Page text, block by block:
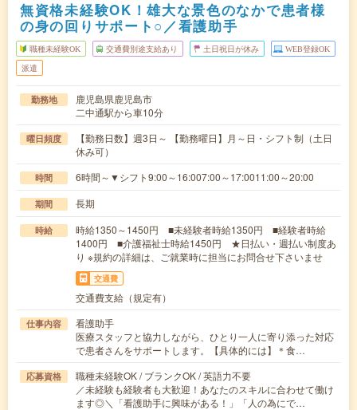
無資格未経験OK！雄大な景色のなかで患者様
の身の回りサポート○／看護助手
職種未経験OK 交通費別途支給あり 土日祝日が休み WEB登録OK
派遣
勤務地
鹿児島県鹿児島市
二中通駅から車10分
曜日頻度
【勤務日数】週3日～ 【勤務曜日】月～日・シフト制（土日
休み可）
時間 6時間～▼シフト9:00～16:007:00～17:0011:00～20:00
期間 長期
時給
時給1350～1450円 ■未経験者時給1350円 ■経験者時給
1400円 ■介護福祉士時給1450円 ★日払い・週払い制度あ
り ※規約の詳細は、ご就業時に担当にお問合せ下さいませ
交通費
交通費支給（規定有）
仕事内容
看護助手
医療スタッフと協力しながら、ひとり一人に寄り添った対応
で患者さんをサポートします。【具体的には】＊食…
応募資格
職種未経験OK / ブランクOK / 英語力不要
／未経験も経験者も大歓迎！あなたのスキルに合わせて働け
ます◎＼「看護助手に興味がある！」「人の為にで…